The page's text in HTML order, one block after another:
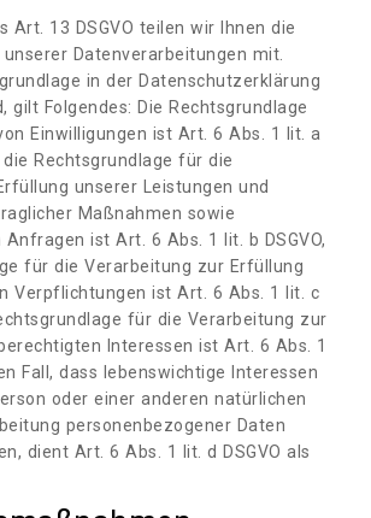
Art. 13 DSGVO teilen wir Ihnen die
Datenverarbeitungen mit.
in der Datenschutzerklärung
gilt Folgendes: Die Rechtsgrundlage
Einwilligungen ist Art. 6 Abs. 1 lit. a
die Rechtsgrundlage für die
unserer Leistungen und
Maßnahmen sowie
ist Art. 6 Abs. 1 lit. b DSGVO,
für die Verarbeitung zur Erfüllung
Verpflichtungen ist Art. 6 Abs. 1 lit. c
für die Verarbeitung zur
Interessen ist Art. 6 Abs. 1
Fall, dass lebenswichtige Interessen
oder einer anderen natürlichen
personenbezogener Daten
dient Art. 6 Abs. 1 lit. d DSGVO als